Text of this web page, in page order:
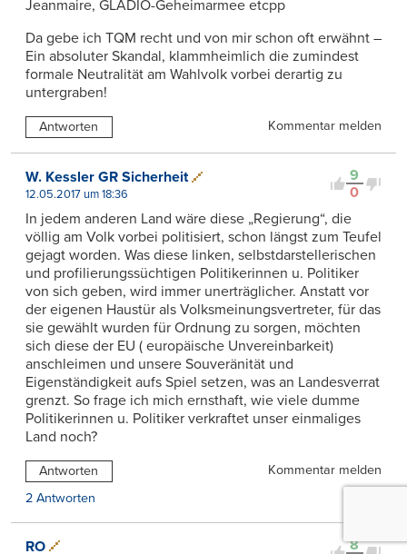
Jeanmaire, GLADIO-Geheimarmee etcpp
Da gebe ich TQM recht und von mir schon oft erwähnt –
Ein absoluter Skandal, klammheimlich die zumindest
formale Neutralität am Wahlvolk vorbei derartig zu
untergraben!
Antworten Kommentar melden
9
0
W. Kessler GR Sicherheit
12.05.2017 um 18:36
In jedem anderen Land wäre diese „Regierung“, die
völlig am Volk vorbei politisiert, schon längst zum Teufel
gejagt worden. Was diese linken, selbstdarstellerischen
und profilierungssüchtigen Politikerinnen u. Politiker
von sich geben, wird immer unerträglicher. Anstatt vor
der eigenen Haustür als Volksmeinungsvertreter, für das
sie gewählt wurden für Ordnung zu sorgen, möchten
sich diese der EU ( europäische Unvereinbarkeit)
anschleimen und unsere Souveränität und
Eigenständigkeit aufs Spiel setzen, was an Landesverrat
grenzt. So frage ich mich ernsthaft, wie viele dumme
Politikerinnen u. Politiker verkraftet unser einmaliges
Land noch?
Antworten
Kommentar melden
2 Antworten
8
RO